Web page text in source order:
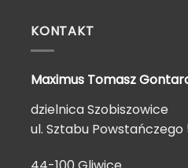
KONTAKT
Maximus Tomasz
dzielnica Szobiszowice
ul. Sztabu Powstańczego